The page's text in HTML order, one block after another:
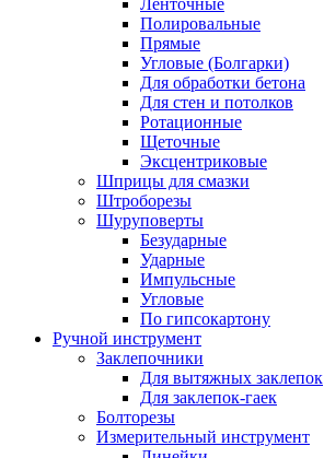
Ленточные
Полировальные
Прямые
Угловые (Болгарки)
Для обработки бетона
Для стен и потолков
Ротационные
Щеточные
Эксцентриковые
Шприцы для смазки
Штроборезы
Шуруповерты
Безударные
Ударные
Импульсные
Угловые
По гипсокартону
Ручной инструмент
Заклепочники
Для вытяжных заклепок
Для заклепок-гаек
Болторезы
Измерительный инструмент